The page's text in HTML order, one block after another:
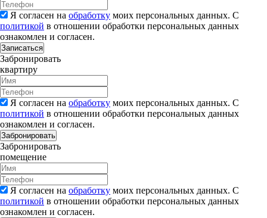
Я согласен на обработку моих персональных данных. С
политикой в отношении обработки персональных данных
ознакомлен и согласен.
Записаться
Забронировать
квартиру
Я согласен на обработку моих персональных данных. С
политикой в отношении обработки персональных данных
ознакомлен и согласен.
Забронировать
Забронировать
помещение
Я согласен на обработку моих персональных данных. С
политикой в отношении обработки персональных данных
ознакомлен и согласен.